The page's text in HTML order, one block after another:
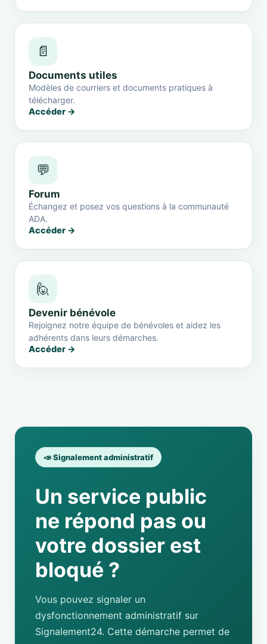
📄
Documents utiles
Modèles de courriers et documents pratiques à
télécharger.
Accéder →
💬
Forum
Échangez et posez vos questions à la communauté
ADA.
Accéder →
🙋
Devenir bénévole
Rejoignez notre équipe de bénévoles et aidez les
adhérents dans leurs démarches.
Accéder →
📣 Signalement administratif
Un service public
ne répond pas ou
votre dossier est
bloqué ?
Vous pouvez signaler un
dysfonctionnement administratif sur
Signalement24. Cette démarche permet de